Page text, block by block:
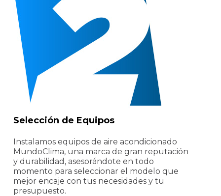
Selección de Equipos
Instalamos equipos de aire acondicionado
MundoClima, una marca de gran reputación
y durabilidad, asesorándote en todo
momento para seleccionar el modelo que
mejor encaje con tus necesidades y tu
presupuesto.